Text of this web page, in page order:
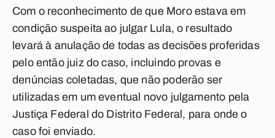
Com o reconhecimento de que Moro estava em
condição suspeita ao julgar Lula, o resultado
levará à anulação de todas as decisões proferidas
pelo então juiz do caso, incluindo provas e
denúncias coletadas, que não poderão ser
utilizadas em um eventual novo julgamento pela
Justiça Federal do Distrito Federal, para onde o
caso foi enviado.